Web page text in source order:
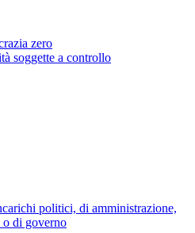
zero
soggette a controllo
politici, di amministrazione,
di governo